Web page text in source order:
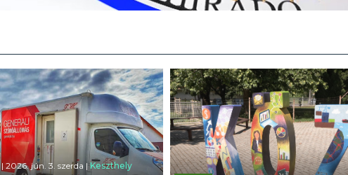
| 2026. jún. 3. szerda |Keszthely